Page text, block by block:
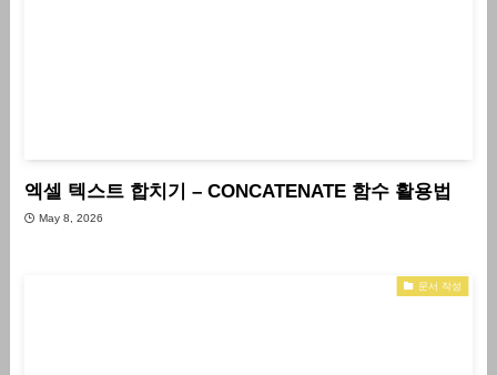
엑셀 텍스트 합치기 – CONCATENATE 함수 활용법
May 8, 2026
문서 작성